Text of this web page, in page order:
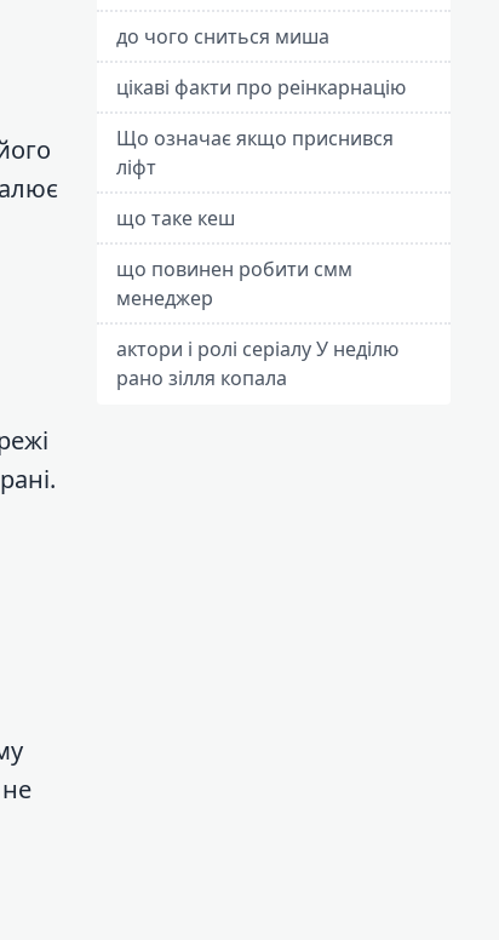
до чого сниться миша
цікаві факти про реінкарнацію
Що означає якщо приснився
ліфт
що таке кеш
що повинен робити смм
менеджер
актори і ролі серіалу У неділю
рано зілля копала